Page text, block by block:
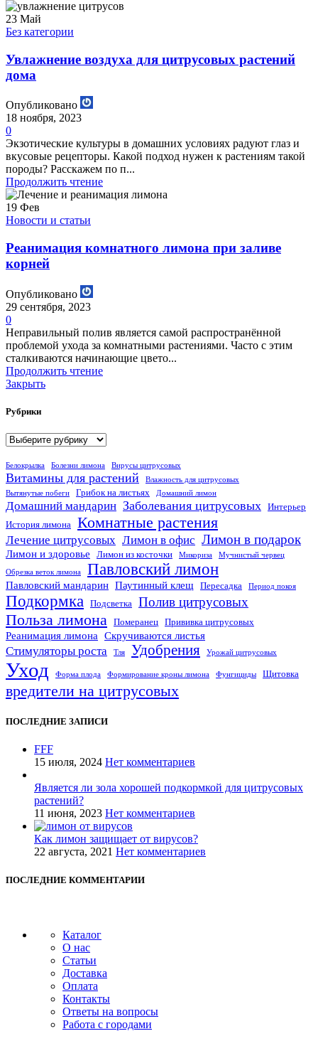
23 Май
Без категории
Увлажнение воздуха для цитрусовых растений
дома
Опубликовано
18 ноября, 2023
0
Экзотические культуры в домашних условиях радуют глаз и
вкусовые рецепторы. Какой подход нужен к растениям такой
породы? Расскажем по п...
Продолжить чтение
19 Фев
Новости и статьи
Реанимация комнатного лимона при заливе
корней
Опубликовано
29 сентября, 2023
0
Неправильный полив является самой распространённой
проблемой ухода за комнатными растениями. Часто с этим
сталкиваются начинающие цвето...
Продолжить чтение
Закрыть
Рубрики
Рубрики
Белокрылка Болезни лимона Вирусы цитрусовых
Витамины для растений
Влажность для цитрусовых
Вытянутые побеги
Грибок на листьях Домашний лимон
Домашний мандарин Заболевания цитрусовых Интерьер
История лимона Комнатные растения
Лечение цитрусовых Лимон в офис Лимон в подарок
Лимон и здоровье Лимон из косточки Микориза Мучнистый червец
Обрезка веток лимона Павловский лимон
Павловский мандарин Паутинный клещ Пересадка Период покоя
Подкормка Подсветка Полив цитрусовых
Польза лимона Померанец Прививка цитрусовых
Реанимация лимона Скручиваются листья
Стимуляторы роста Тля Удобрения Урожай цитрусовых
Уход Форма плода Формирование кроны лимона Фунгициды Щитовка
вредители на цитрусовых
ПОСЛЕДНИЕ ЗАПИСИ
FFF
15 июля, 2024 Нет комментариев
Является ли зола хорошей подкормкой для цитрусовых
растений?
11 июня, 2023 Нет комментариев
Как лимон защищает от вирусов?
22 августа, 2021 Нет комментариев
ПОСЛЕДНИЕ КОММЕНТАРИИ
Каталог
О нас
Статьи
Доставка
Оплата
Контакты
Ответы на вопросы
Работа с городами